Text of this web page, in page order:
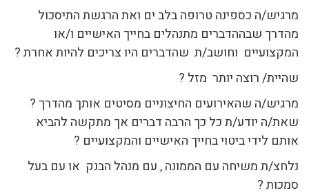
מרגיש/ה כספינה טרופה בלב ים ואת הרגשת התיסכול
מהדרך שבההדברים מתנהלים בחייך האישיים ו/או
המקצועיים וחושב/ת שהדברים היו צריכים להיות אחרת ?
שהיית/ רוצה יותר מזל ?
מרגיש/ה שהאירועים החיצוניים מסיטים אותך מהדרך ?
שאת/ה יודע/ת כל כך הרבה דברים אך מתקשה להביא
אותם לידי ביטוי בחייך האישיים והמקצועיים ?
נלחצ/ת משיחה עם הממונה , עם מנהל הבנק או עם בעל
סמכות ?